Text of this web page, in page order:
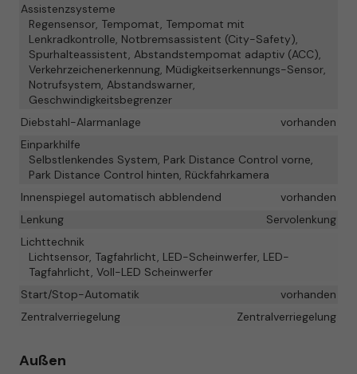
Assistenzsysteme
Regensensor, Tempomat, Tempomat mit
Lenkradkontrolle, Notbremsassistent (City-Safety),
Spurhalteassistent, Abstandstempomat adaptiv (ACC),
Verkehrzeichenerkennung, Müdigkeitserkennungs-Sensor,
Notrufsystem, Abstandswarner,
Geschwindigkeitsbegrenzer
Diebstahl-Alarmanlage
vorhanden
Einparkhilfe
Selbstlenkendes System, Park Distance Control vorne,
Park Distance Control hinten, Rückfahrkamera
Innenspiegel automatisch abblendend
vorhanden
Lenkung
Servolenkung
Lichttechnik
Lichtsensor, Tagfahrlicht, LED-Scheinwerfer, LED-
Tagfahrlicht, Voll-LED Scheinwerfer
Start/Stop-Automatik
vorhanden
Zentralverriegelung
Zentralverriegelung
Außen